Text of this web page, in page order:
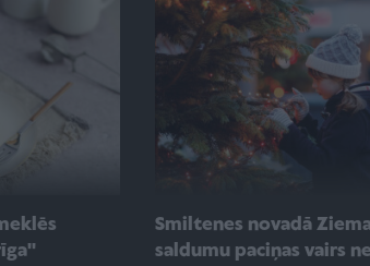
Smiltenes novadā
saldumu paciņas vairs